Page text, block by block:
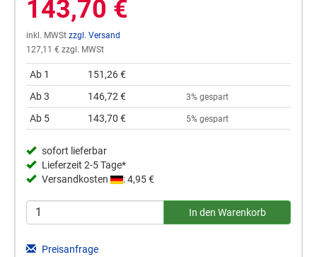
143,70 €
inkl. MWSt zzgl. Versand
127,11 € zzgl. MWSt
Ab 1
151,26 €
Ab 3
146,72 € 3% gespart
Ab 5 143,70 € 5% gespart
sofort lieferbar
Lieferzeit 2-5 Tage*
Versandkosten
: 4,95 €
Preisanfrage